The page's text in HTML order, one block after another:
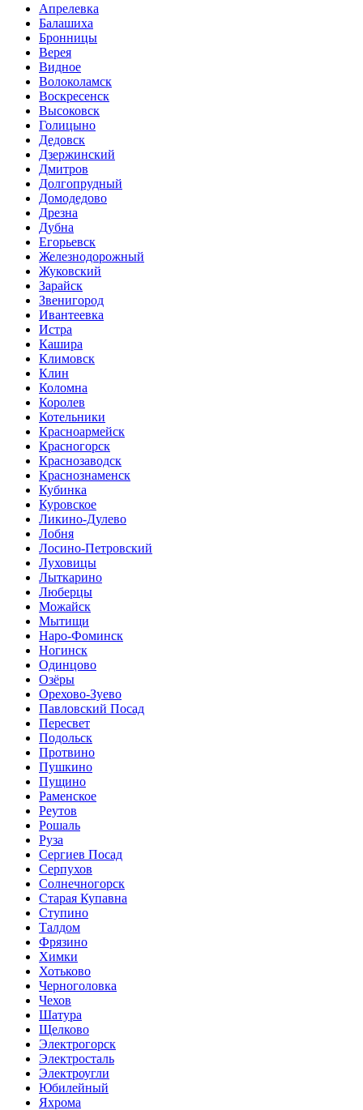
Апрелевка
Балашиха
Бронницы
Верея
Видное
Волоколамск
Воскресенск
Высоковск
Голицыно
Дедовск
Дзержинский
Дмитров
Долгопрудный
Домодедово
Дрезна
Дубна
Егорьевск
Железнодорожный
Жуковский
Зарайск
Звенигород
Ивантеевка
Истра
Кашира
Климовск
Клин
Коломна
Королев
Котельники
Красноармейск
Красногорск
Краснозаводск
Краснознаменск
Кубинка
Куровское
Ликино-Дулево
Лобня
Лосино-Петровский
Луховицы
Лыткарино
Люберцы
Можайск
Мытищи
Наро-Фоминск
Ногинск
Одинцово
Озёры
Орехово-Зуево
Павловский Посад
Пересвет
Подольск
Протвино
Пушкино
Пущино
Раменское
Реутов
Рошаль
Руза
Сергиев Посад
Серпухов
Солнечногорск
Старая Купавна
Ступино
Талдом
Фрязино
Химки
Хотьково
Черноголовка
Чехов
Шатура
Щелково
Электрогорск
Электросталь
Электроугли
Юбилейный
Яхрома